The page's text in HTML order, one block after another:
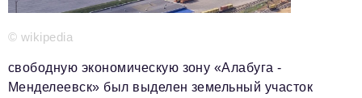
Отдел рекламы
Отдел распространения/редакционная подписка
podpiska@business-magazine.online
Отдел по работе с партнерами
© wikipedia
свободную экономическую зону «Алабуга -
Менделеевск» был выделен земельный участок